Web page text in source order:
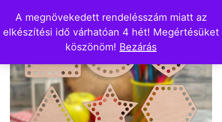
A megnövekedett rendelésszám miatt az
elkészítési idő várhatóan 4 hét! Megértésüket
köszönöm! Bezárás
Akció!